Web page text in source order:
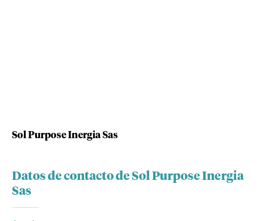
Sol Purpose Inergia Sas
Datos de contacto de Sol Purpose Inergia
Sas